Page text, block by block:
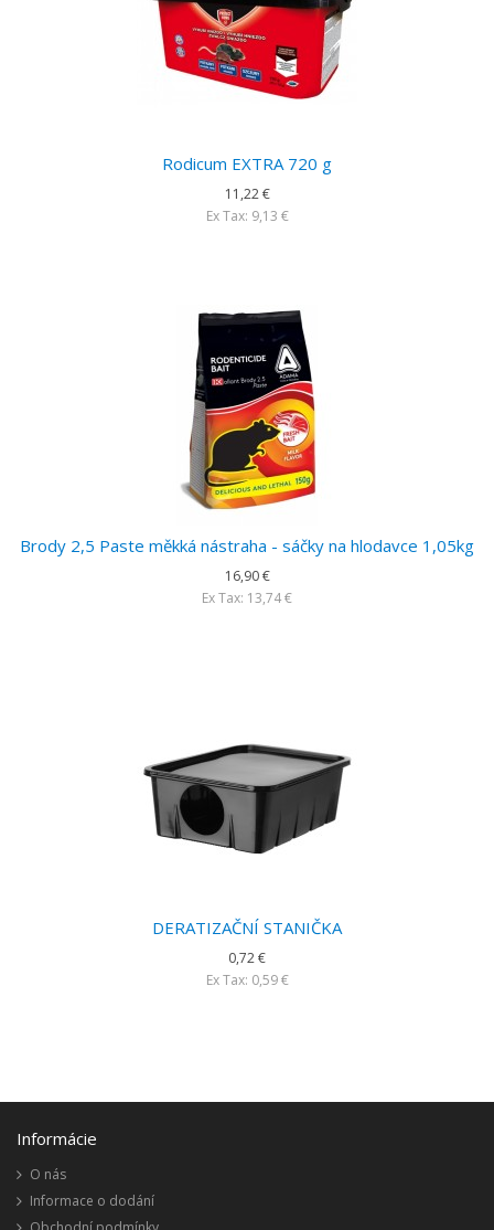
Rodicum EXTRA 720 g
11,22 €
Ex Tax: 9,13 €
Brody 2,5 Paste měkká nástraha - sáčky na hlodavce 1,05kg
16,90 €
Ex Tax: 13,74 €
DERATIZAČNÍ STANIČKA
0,72 €
Ex Tax: 0,59 €
Informácie
O nás
Informace o dodání